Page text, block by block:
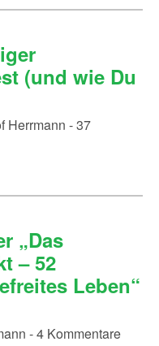
(und wie Du
Herrmann - 37
„Das
– 52
Leben“
- 4 Kommentare